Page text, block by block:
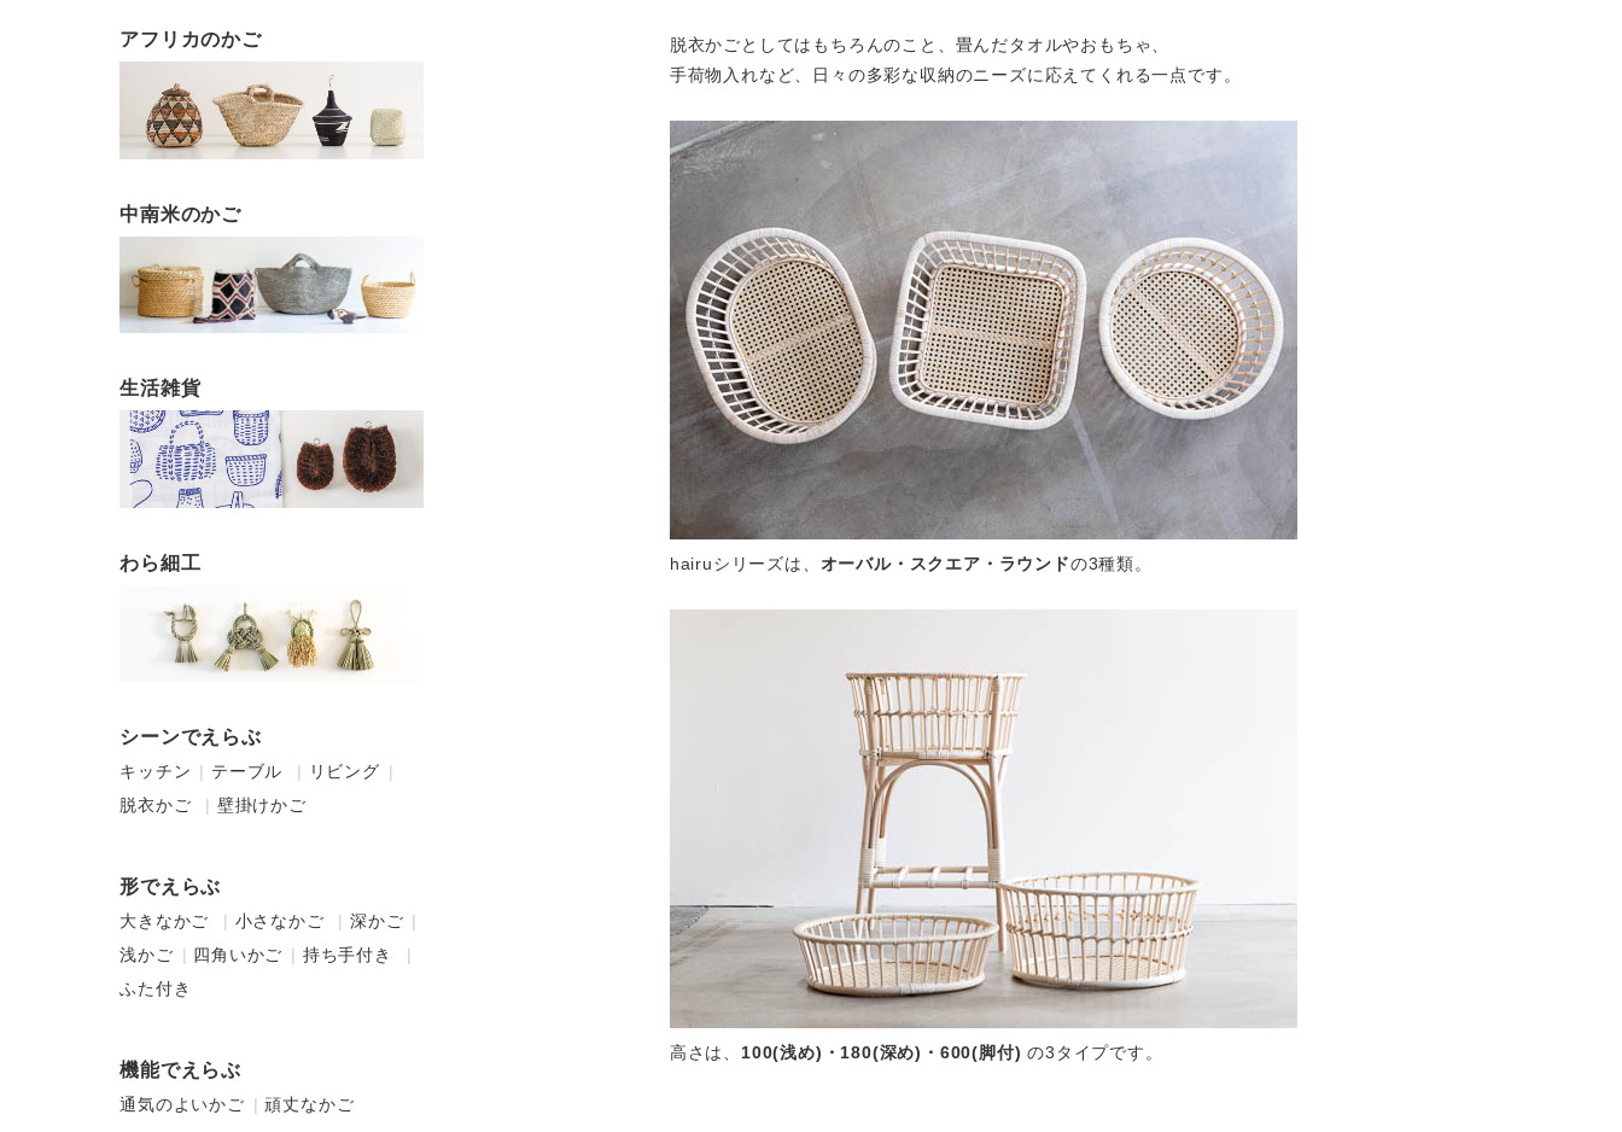
脱衣かごとしてはもちろんのこと、畳んだタオルやおもちゃ、
手荷物入れなど、日々の多彩な収納のニーズに応えてくれる一点です。
hairuシリーズは、 オーバル・スクエア・ラウンドの3種類。
高さは、 100(浅め)・180(深め)・600(脚付) の3タイプです。
アフリカのかご
中南米のかご
生活雑貨
わら細工
シーンでえらぶ
キッチン テーブル
リビング
脱衣かご
壁掛けかご
形でえらぶ
大きなかご 小さなかご
深かご
浅かご
四角いかご
持ち手付き
ふた付き
機能でえらぶ
通気のよいかご 頑丈なかご